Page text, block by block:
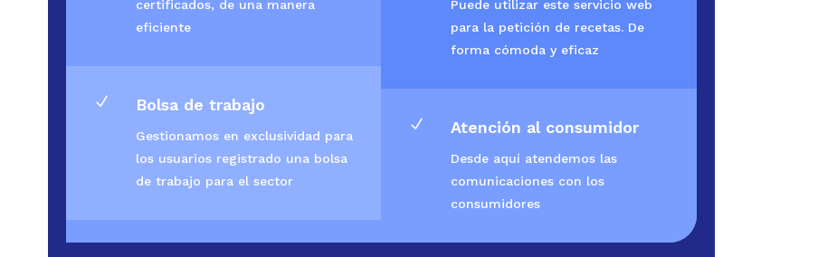
certificados, de una manera
eficiente
N Bolsa de trabajo
Gestionamos en exclusividad para
los usuarios registrado una bolsa
de trabajo para el sector
Puede utilizar este servicio web
para la petición de recetas. De
forma cómoda y eficaz
N Atención al consumidor
Desde aquí atendemos las
comunicaciones con los
consumidores